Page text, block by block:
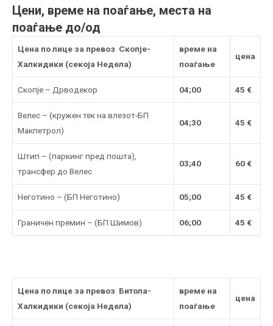
Цени, време на поаѓање, места на
поаѓање до/од
Цена по лице за превоз Скопје-
Халкидики (секоја Недела)
време на
поаѓање
цена
Скопје – Дрводекор 04;00 45 €
Велес – (кружен тек на влезот-БП
Макпетрол)
04;30 45 €
Штип – (паркинг пред пошта),
трансфер до Велес
03;40 60 €
Неготино – (БП Неготино) 05;00 45 €
Граничен премин – (БП Шимов) 06;00 45 €
Цена по лице за превоз Битола-
Халкидики (секоја Недела)
време на
поаѓање
цена